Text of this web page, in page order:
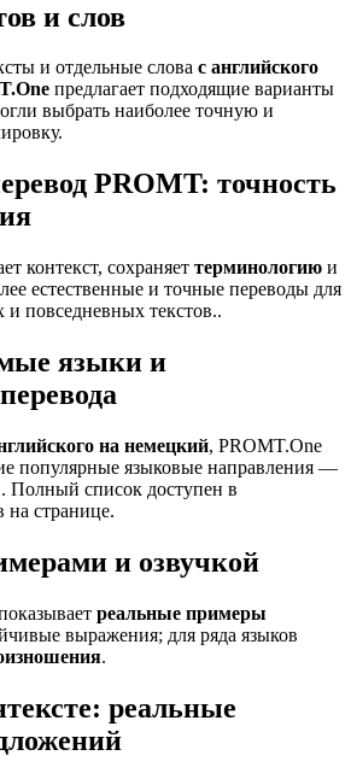
и слов
и отдельные слова с английского
предлагает подходящие варианты
выбрать наиболее точную и
PROMT: точность
контекст, сохраняет терминологию и
естественные и точные переводы для
и повседневных текстов..
языки и
на немецкий, PROMT.One
популярные языковые направления —
Полный список доступен в
на странице.
и озвучкой
реальные примеры
выражения; для ряда языков
.
реальные